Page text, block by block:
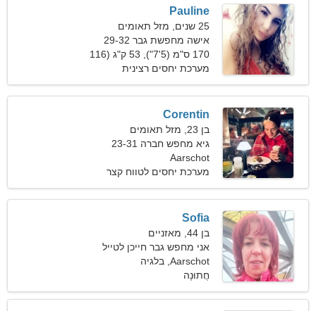
Pauline
25 שנים, מזל תאומים
אישה מחפשת גבר 29-32
170 ס"מ (5'7"), 53 ק"ג (116
פאונד)
מערכת יחסים רצינית
Corentin
בן 23, מזל תאומים
גיא מחפש חברה 23-31
Aarschot
מערכת יחסים לטווח קצר
Sofia
בן 44, מאזניים
אני מחפש גבר חייכן לטייל
ביחד
Aarschot, בלגיה
חֲתוּנָה